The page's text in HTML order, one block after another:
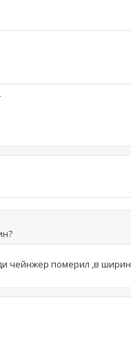
чейнжер померил ,в